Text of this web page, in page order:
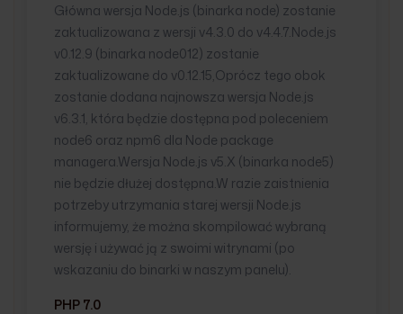
Główna wersja Node.js (binarka node) zostanie
zaktualizowana z wersji v4.3.0 do v4.4.7.Node.js
v0.12.9 (binarka node012) zostanie
zaktualizowane do v0.12.15,Oprócz tego obok
zostanie dodana najnowsza wersja Node.js
v6.3.1, która będzie dostępna pod poleceniem
node6 oraz npm6 dla Node package
managera.Wersja Node.js v5.X (binarka node5)
nie będzie dłużej dostępna.W razie zaistnienia
potrzeby utrzymania starej wersji Node.js
informujemy, że można skompilować wybraną
wersję i używać ją z swoimi witrynami (po
wskazaniu do binarki w naszym panelu).
PHP 7.0